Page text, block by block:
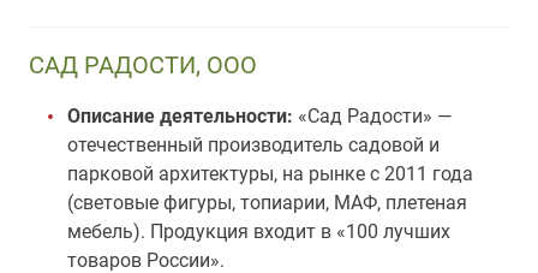
САД РАДОСТИ, ООО
Описание деятельности: «Сад Радости» —
отечественный производитель садовой и
парковой архитектуры, на рынке с 2011 года
(световые фигуры, топиарии, МАФ, плетеная
мебель). Продукция входит в «100 лучших
товаров России».